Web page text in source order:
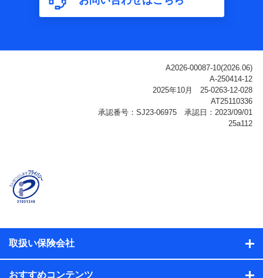
利用情報
ご契約状態・ご利用履歴インターネット利用時の行動に
関する情報、アプリケーション利用時の行動に関する情
報、購入されたサービスや商品の名称・購入場所・決済
に関する情報、アンケートの回答に関する情報などが含
名、住所、生年月日、性別、保険契約者と被保険者の関
係、保険加入の目的、保険商品の内容、保険料、保険料
のお支払方法、車のメーカーや走行距離などの情報、建
ル内容や送信履歴の情報及び保険の更改案内等を提供し
取扱い保険会社
おすすめコンテンツ